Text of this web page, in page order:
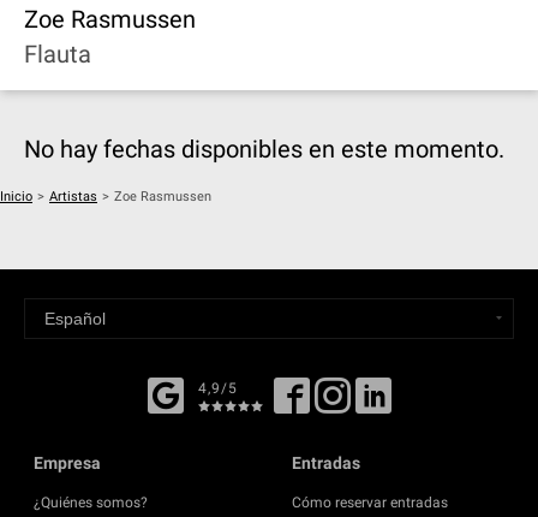
Zoe Rasmussen
Flauta
No hay fechas disponibles en este momento.
Inicio > Artistas > Zoe Rasmussen
4,9/5
Empresa
¿Quiénes somos?
Entradas
Cómo reservar entradas